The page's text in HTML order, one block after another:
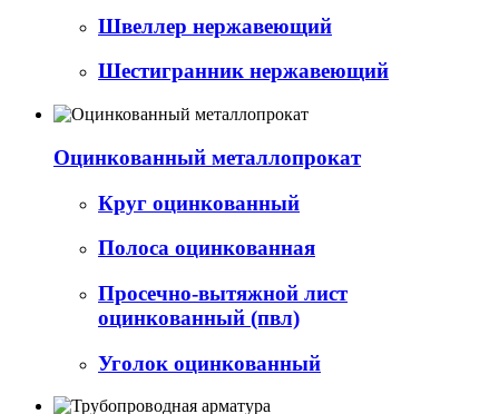
Швеллер нержавеющий
Шестигранник нержавеющий
Оцинкованный металлопрокат
Круг оцинкованный
Полоса оцинкованная
Просечно-вытяжной лист
оцинкованный (пвл)
Уголок оцинкованный